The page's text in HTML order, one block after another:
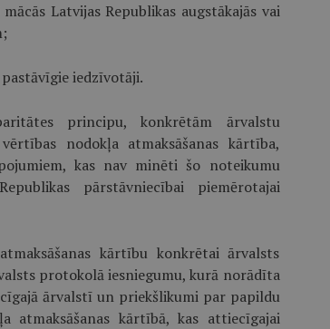
Latvijas Republikas augstākajās vai
iedzīvotāji.
principu, konkrētām ārvalstu
nodokļa atmaksāšanas kārtība,
kas nav minēti šo noteikumu
pārstāvniecībai piemērotajai
kārtību konkrētai ārvalsts
protokolā iesniegumu, kurā norādīta
ārvalstī un priekšlikumi par papildu
atmaksāšanas kārtībā, kas attiecīgajai